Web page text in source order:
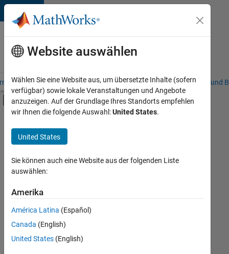
Weiter zum Inhalt
Karriere
bei
MathWorks
– Übersicht Stellensuche Niederlassungen Studierende und
Umschaltung für Off-Canvas-
Hauptinhalt
Commercial Sales
Education Sales
Inside Sales
Sales Operations
Marketing Communications
Marketing Services
Business Model Team
Finance and Operations
+8
Derzeit
es
keine
offenen
Stellen,
Website auswählen
Wählen Sie eine Website aus, um übersetzte Inhalte (sofern
verfügbar) sowie lokale Veranstaltungen und Angebote
anzuzeigen. Auf der Grundlage Ihres Standorts empfehlen
wir Ihnen die folgende Auswahl:United States.
United States
Sie können auch eine Website aus der folgenden Liste
auswählen:
Amerika
América Latina (Español)
Canada (English)
United States (English)